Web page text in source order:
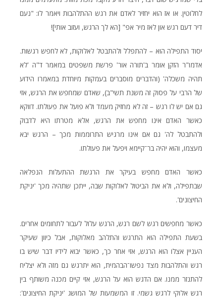
לחלוטין. או אז הוא יחזיר לאדם את רגש ההתלהבות ויאמר לו: "נעם
דיר דעם רגש און לאז מיר אפ" [הא לך הרגש, ועזוב אותי]!
יסוד התפילה הוא – להתפלל ולהתבטל לאלוקות, לא לחפש רגשות.
אדמו"ר הזקן אומר ב'תורה אור' פרשת משפטים במאמר ד"ה 'לא
תהיה משכלה' (והדברים מוסברים בעמקות מיוחדת במאמרו הידוע
של הרבי על פסוק זה משנת תשי"ב), שאדם שמחפש את הרגש, אזי
גם אם יש לו רגש – זה לא מחזיק מעמד ולא פועל את פעולתו. דווקא
כאשר האדם אינו מחפש את הרגש, אלא מטרתו היא לדבוק
ולהתבטל לה' גם אם אינו מרגיש התרוממות מכך – הרגש יבא
מעצמו, והוא יהיה בר־קיימא ויפעל את פעולתו.
כאשר האדם מחפש בעיקר את הרגשת ההתעלות הנפלאה
שבתפילה, ולא את הביטול לאלוקות שבה, ייתכן שתהיה מכך 'יניקת
החיצונים'.
כאשר מחפשים רגש לשם רגש, הרגש עלול לעבור לתחומים אחרים.
בשעת התפילה הוא התרגש והתלהב מאלוקות, אבל כיוון שעיקר
העניין אצלו הוא הרגש, אזי אחר כך, כאשר יבוא לידיו דבר שיש בו
רגש והתלהבות מצד נפשו־הבהמית, הוא יתרגש גם מזה ולא יצליח
להתנזר ממנו. אם הדגש הוא על הרגש, אזי קיים מכנה משותף בין
רגש אלוקי לרגש גשמי. זו המשמעות של המושג 'יניקת החיצונים':